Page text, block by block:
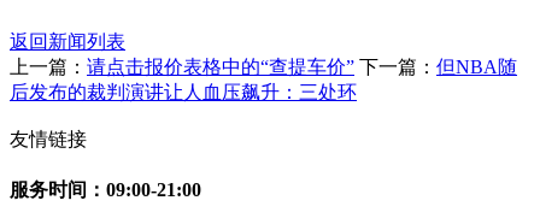
返回新闻列表
上一篇： 请点击报价表格中的“查提车价” 下一篇： 但NBA随
后发布的裁判演讲让人血压飙升：三处环
友情链接
服务时间：09:00-21:00